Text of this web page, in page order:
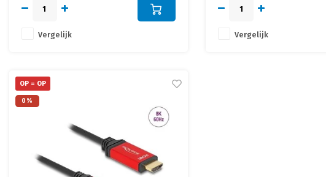
Vergelijk Vergelijk
OP = OP
0%